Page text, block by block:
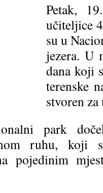
Petak,
učiteljice
su u
jezera. U
dana koji
terenske
stvoren
park
ruhu, koji
pojedinim